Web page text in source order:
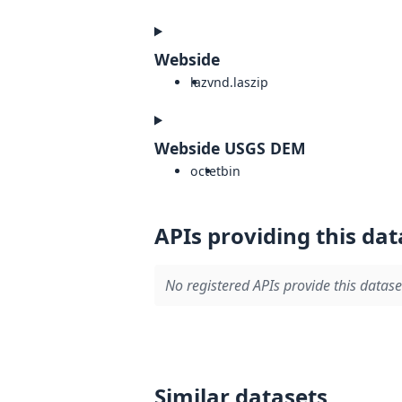
Webside
lazvnd.laszip
Webside USGS DEM
octetbin
APIs providing this
No registered APIs provide this
Similar datasets